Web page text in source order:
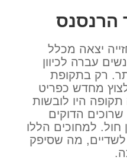
הרנסנס
יצאה מכלל
עברה לכיוון
רק בתקופת
מחדש כפריט
היו לובשות
הדוקים
חול. למחוכים הללו
לשדיים, מה שסיפק